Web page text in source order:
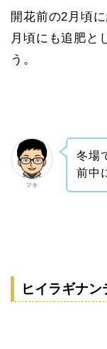
開花前の2月頃
月頃にも追肥と
う。
マキ
冬場
前中
ヒイラギナ